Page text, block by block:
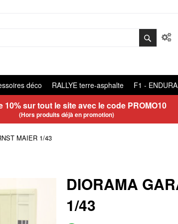
déco RALLYE terre-asphalte F1 -
10% sur tout le site avec le code PROMO10
(Hors produits déjà en promotion)
MAIER 1/43
DIORAMA
1/43